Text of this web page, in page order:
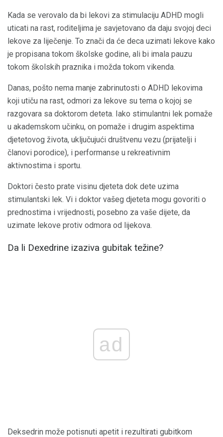
Kada se verovalo da bi lekovi za stimulaciju ADHD mogli
uticati na rast, roditeljima je savjetovano da daju svojoj deci
lekove za liječenje. To znači da će deca uzimati lekove kako
je propisana tokom školske godine, ali bi imala pauzu
tokom školskih praznika i možda tokom vikenda.
Danas, pošto nema manje zabrinutosti o ADHD lekovima
koji utiču na rast, odmori za lekove su tema o kojoj se
razgovara sa doktorom deteta. Iako stimulantni lek pomaže
u akademskom učinku, on pomaže i drugim aspektima
djetetovog života, uključujući društvenu vezu (prijatelji i
članovi porodice), i performanse u rekreativnim
aktivnostima i sportu.
Doktori često prate visinu djeteta dok dete uzima
stimulantski lek. Vi i doktor vašeg djeteta mogu govoriti o
prednostima i vrijednosti, posebno za vaše dijete, da
uzimate lekove protiv odmora od lijekova.
Da li Dexedrine izaziva gubitak težine?
ad
Deksedrin može potisnuti apetit i rezultirati gubitkom